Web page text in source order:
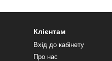
Клієнтам
Вхід до кабінету
Про нас